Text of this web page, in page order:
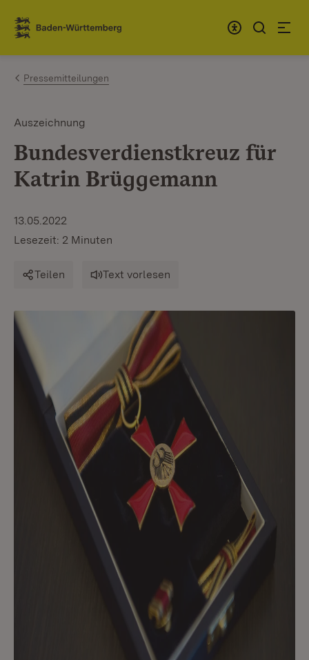
Zum Inhalt springen
Link zur Startseite
Pressemitteilungen
Auszeichnung
Bundesverdienstkreuz für
Katrin Brüggemann
13.05.2022
Lesezeit: 2 Minuten
Teilen Text vorlesen